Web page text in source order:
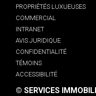
PROPRIÉTÉS LUXUEUSES
COMMERCIAL
INTRANET
AVIS JURIDIQUE
CONFIDENTIALITÉ
TÉMOINS
ACCESSIBILITÉ
© SERVICES